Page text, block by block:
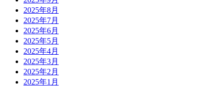
2025年8月
2025年7月
2025年6月
2025年5月
2025年4月
2025年3月
2025年2月
2025年1月